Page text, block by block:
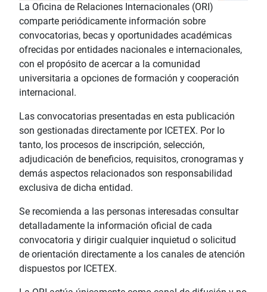
La Oficina de Relaciones Internacionales (ORI)
comparte periódicamente información sobre
convocatorias, becas y oportunidades académicas
ofrecidas por entidades nacionales e internacionales,
con el propósito de acercar a la comunidad
universitaria a opciones de formación y cooperación
internacional.
Las convocatorias presentadas en esta publicación
son gestionadas directamente por ICETEX. Por lo
tanto, los procesos de inscripción, selección,
adjudicación de beneficios, requisitos, cronogramas y
demás aspectos relacionados son responsabilidad
exclusiva de dicha entidad.
Se recomienda a las personas interesadas consultar
detalladamente la información oficial de cada
convocatoria y dirigir cualquier inquietud o solicitud
de orientación directamente a los canales de atención
dispuestos por ICETEX.